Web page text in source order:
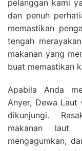
pelanggan kami
dan penuh
memastikan
tengah
makanan yang
buat memastikan
Apabila Anda
Anyer, Dewa
dikunjungi.
makanan laut
mengagumkan,